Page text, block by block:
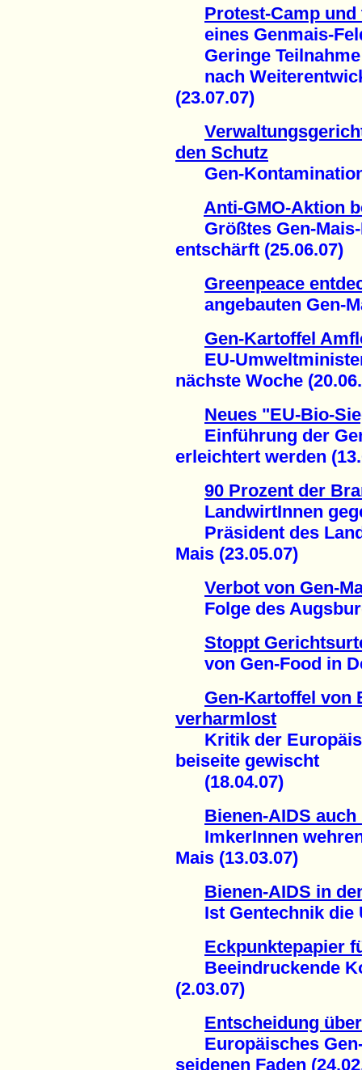
Protest-Camp
eines Genmais-
Geringe Teilnahme
nach
(23.07.07)
den Schutz
Gen-Kontamination
Anti-GMO-Aktion
Größtes Gen-Mais-
entschärft (25.06.07)
Greenpeace
angebauten Gen-
Gen-Kartoffel
EU-
nächste Woche
Neues "EU-Bio-
Einführung der
erleichtert werden
90 Prozent der
LandwirtInnen
Präsident des
Mais (23.05.07)
Verbot von Gen-
Folge des
Stoppt
von Gen-Food in
Gen-Kartoffel von
verharmlost
Kritik der
beiseite gewischt
(18.04.07)
Bienen-AIDS
ImkerInnen wehren
Mais (13.03.07)
Bienen-AIDS in
Ist Gentechnik die
Eckpunktepapier
Beeindruckende
(2.03.07)
Entscheidung
Europäisches
seidenen Faden